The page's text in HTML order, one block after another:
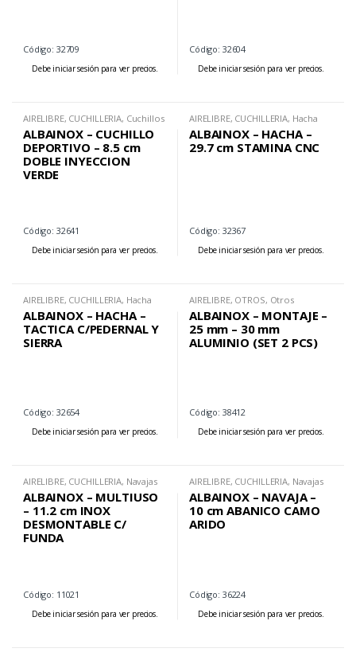
Código: 32709
Debe iniciar sesión para ver precios.
Código: 32604
Debe iniciar sesión para ver precios.
AIRELIBRE, CUCHILLERIA, Cuchillos
ALBAINOX – CUCHILLO
DEPORTIVO – 8.5 cm
DOBLE INYECCION
VERDE
Código: 32641
Debe iniciar sesión para ver precios.
AIRELIBRE, CUCHILLERIA, Hacha
ALBAINOX – HACHA –
29.7 cm STAMINA CNC
Código: 32367
Debe iniciar sesión para ver precios.
AIRELIBRE, CUCHILLERIA, Hacha
ALBAINOX – HACHA –
TACTICA C/PEDERNAL Y
SIERRA
Código: 32654
Debe iniciar sesión para ver precios.
AIRELIBRE, OTROS, Otros
ALBAINOX – MONTAJE –
25 mm – 30 mm
ALUMINIO (SET 2 PCS)
Código: 38412
Debe iniciar sesión para ver precios.
AIRELIBRE, CUCHILLERIA, Navajas
ALBAINOX – MULTIUSO
– 11.2 cm INOX
DESMONTABLE C/
FUNDA
Código: 11021
Debe iniciar sesión para ver precios.
AIRELIBRE, CUCHILLERIA, Navajas
ALBAINOX – NAVAJA –
10 cm ABANICO CAMO
ARIDO
Código: 36224
Debe iniciar sesión para ver precios.